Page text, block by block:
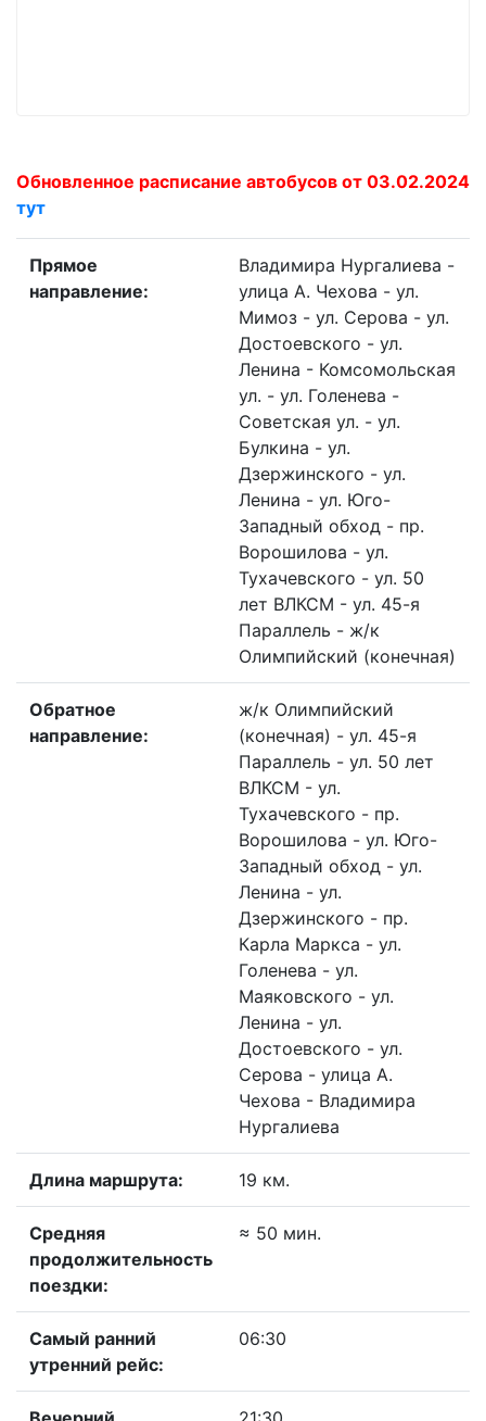
Обновленное расписание автобусов от 03.02.2024
тут
Прямое
направление:
Владимира Нургалиева -
улица A. Чехова - ул.
Мимоз - ул. Серова - ул.
Достоевского - ул.
Ленина - Комсомольская
ул. - ул. Голенева -
Советская ул. - ул.
Булкина - ул.
Дзержинского - ул.
Ленина - ул. Юго-
Западный обход - пр.
Ворошилова - ул.
Тухачевского - ул. 50
лет ВЛКСМ - ул. 45-я
Параллель - ж/к
Олимпийский (конечная)
Обратное
направление:
ж/к Олимпийский
(конечная) - ул. 45-я
Параллель - ул. 50 лет
ВЛКСМ - ул.
Тухачевского - пр.
Ворошилова - ул. Юго-
Западный обход - ул.
Ленина - ул.
Дзержинского - пр.
Карла Маркса - ул.
Голенева - ул.
Маяковского - ул.
Ленина - ул.
Достоевского - ул.
Серова - улица A.
Чехова - Владимира
Нургалиева
Длина маршрута: 19 км.
Средняя
продолжительность
поездки:
≈ 50 мин.
Самый ранний
утренний рейс:
06:30